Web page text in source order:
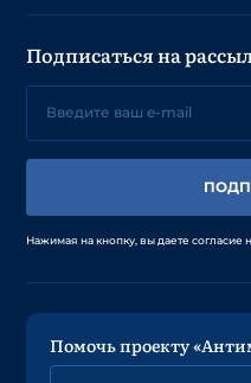
Подписаться на
Нажимая на кнопку, вы даете согласие
Помочь проекту